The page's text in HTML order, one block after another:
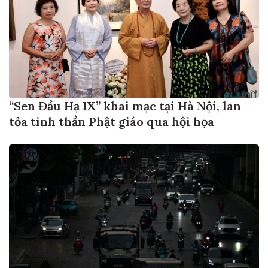
“Sen Đầu Hạ IX” khai mạc tại Hà Nội, lan
tỏa tinh thần Phật giáo qua hội họa